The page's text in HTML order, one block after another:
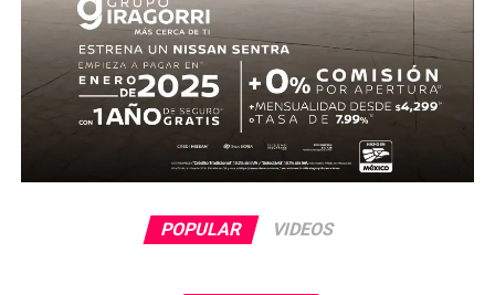
POPULAR VIDEOS